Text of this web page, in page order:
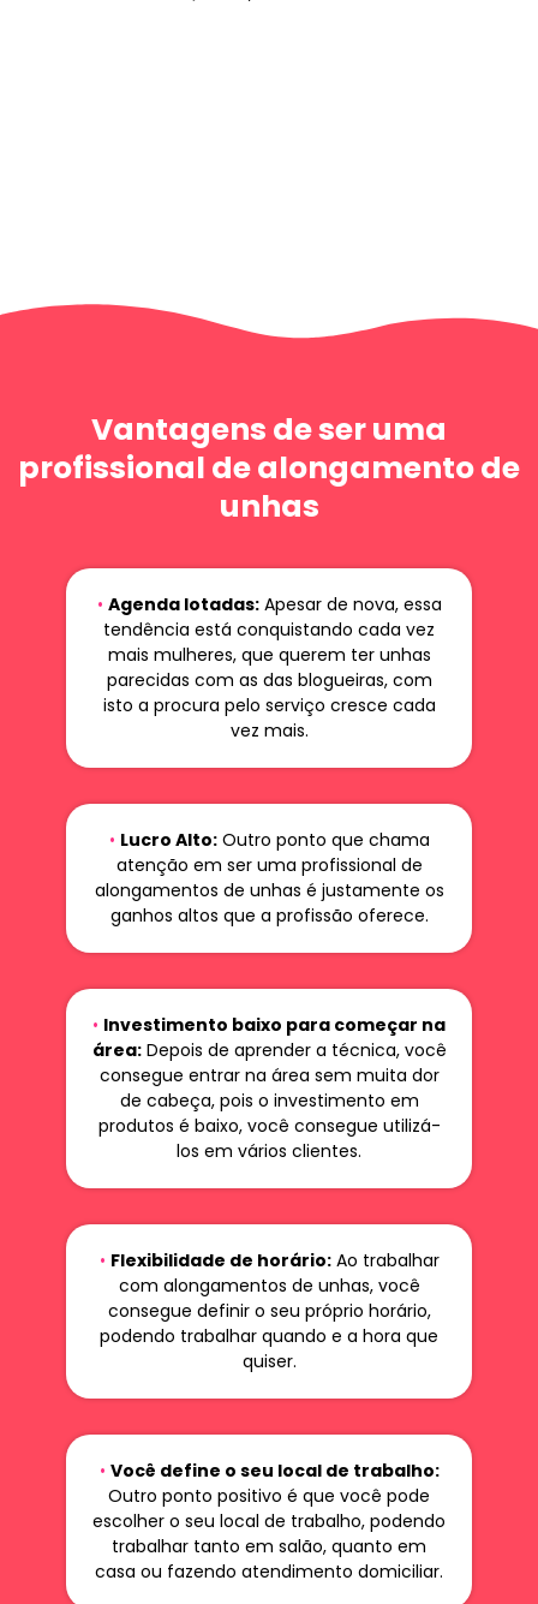
Vantagens de ser uma
profissional de alongamento de
unhas
• Agenda lotadas:Apesar de nova, essa
tendência está conquistando cada vez
mais mulheres, que querem ter unhas
parecidas com as das blogueiras, com
isto a procura pelo serviço cresce cada
vez mais.
• Lucro Alto:Outro ponto que chama
atenção em ser uma profissional de
alongamentos de unhas é justamente os
ganhos altos que a profissão oferece.
• Investimento baixo para começar na
área:Depois de aprender a técnica, você
consegue entrar na área sem muita dor
de cabeça, pois o investimento em
produtos é baixo, você consegue utilizá-
los em vários clientes.
• Flexibilidade de horário:Ao trabalhar
com alongamentos de unhas, você
consegue definir o seu próprio horário,
podendo trabalhar quando e a hora que
quiser.
• Você define o seu local de trabalho:
Outro ponto positivo é que você pode
escolher o seu local de trabalho, podendo
trabalhar tanto em salão, quanto em
casa ou fazendo atendimento domiciliar.